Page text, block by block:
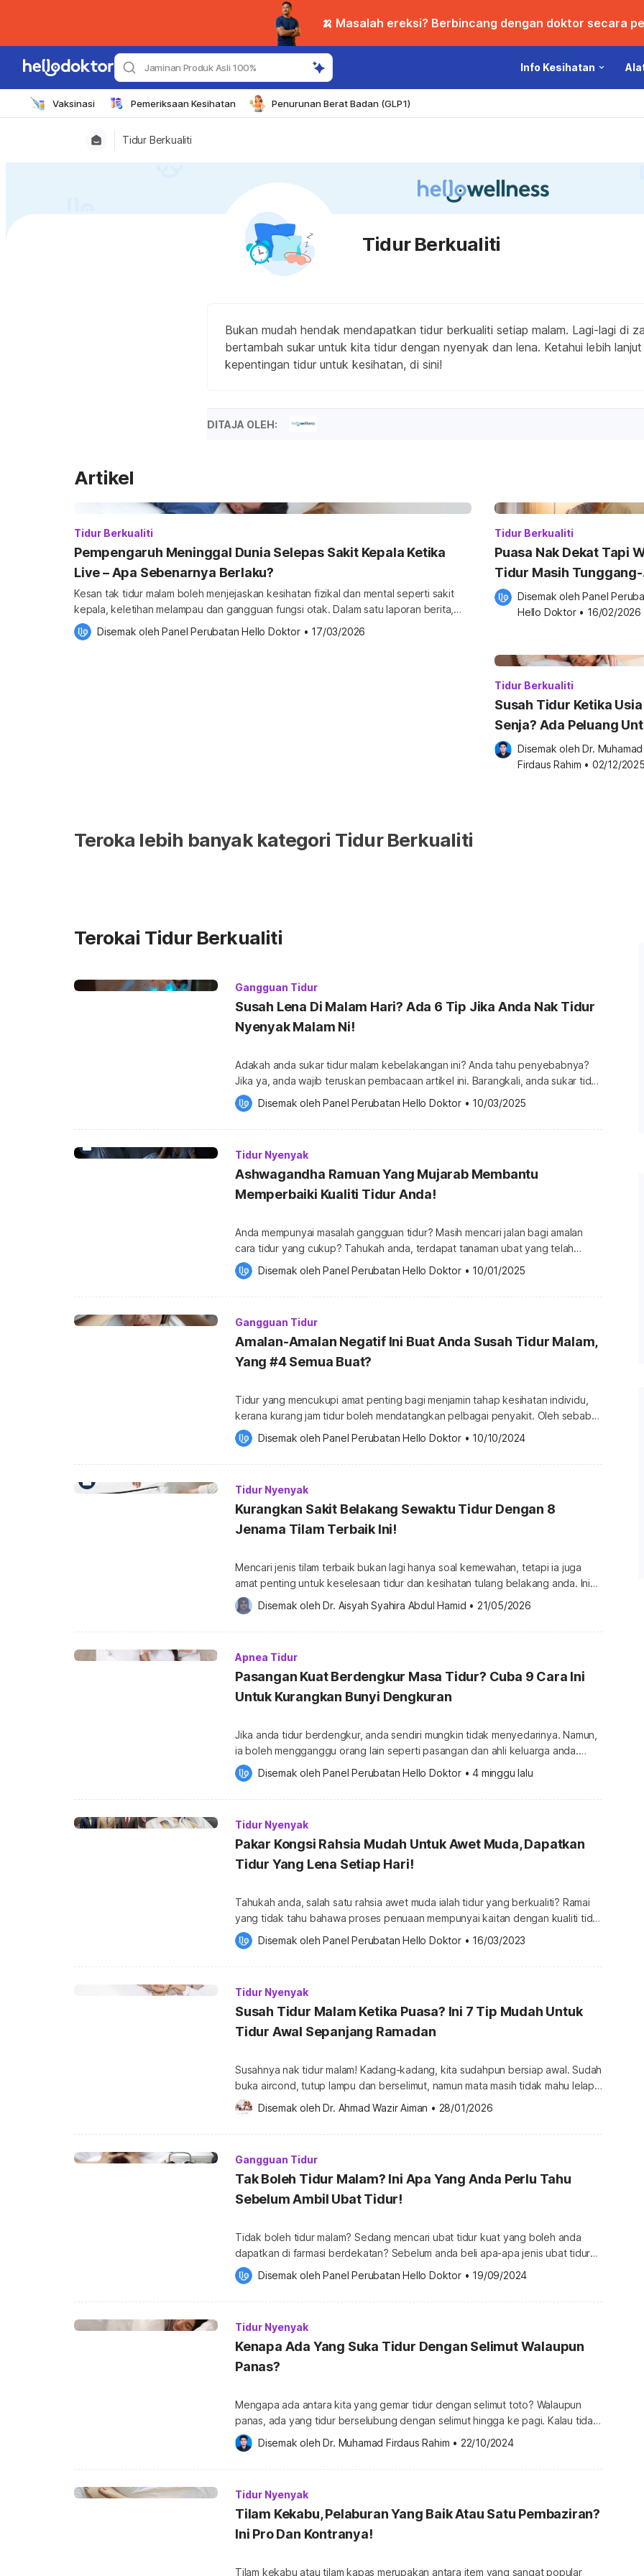
🍌 Masalah ereksi? Berbincang dengan doktor secara
Jaminan Produk Asli 100% Info Kesihatan
Vaksinasi Pemeriksaan Kesihatan Penurunan Berat Badan (GLP1)
Tidur Berkualiti
Tidur Berkualiti
Bukan mudah hendak mendapatkan tidur berkualiti setiap malam. Lagi-lagi di
bertambah sukar untuk kita tidur dengan nyenyak dan lena. Ketahui lebih lanjut
kepentingan tidur untuk kesihatan, di sini!
DITAJA OLEH:
Artikel
Tidur Berkualiti
Pempengaruh Meninggal Dunia Selepas Sakit Kepala Ketika
Live – Apa Sebenarnya Berlaku?
Kesan tak tidur malam boleh menjejaskan kesihatan fizikal dan mental seperti sakit
kepala, keletihan melampau dan gangguan fungsi otak. Dalam satu laporan berita,
seorang pempengaruh di China dilaporkan meninggal dunia selepas mengalami sakit
kepala ketika melakukan siaran langsung dipercayai akibat kurang tidur yang
Disemak oleh Panel Perubatan Hello Doktor • 17/03/2026
Tidur Berkualiti
Puasa Nak Dekat Tapi
Tidur Masih Tunggang-
Langgang? Ini Cara
Betulkannya Sebelum
Disemak oleh Panel
Hello Doktor • 16/02/2026
Tidur Berkualiti
Susah Tidur Ketika Usia
Senja? Ada Peluang
Ada Sakit Jantung!
Disemak oleh Dr. Muhamad
Firdaus Rahim • 02/12/2025
Teroka lebih banyak kategori Tidur Berkualiti
Terokai Tidur Berkualiti
Gangguan Tidur
Susah Lena Di Malam Hari? Ada 6 Tip Jika Anda Nak Tidur
Nyenyak Malam Ni!
Adakah anda sukar tidur malam kebelakangan ini? Anda tahu penyebabnya?
Jika ya, anda wajib teruskan pembacaan artikel ini. Barangkali, anda sukar tidur
malam disebabkan terdedah dengan peranti elektronik dalam tempoh yang
lama! World Sleep Day merupakan satu inisiatif untuk mengajak dunia bahawa
pentingnya tidur untuk kesihatan. Selari dengan temanya iaitu Make Sleep
Disemak oleh Panel Perubatan Hello Doktor • 10/03/2025
Tidur Nyenyak
Ashwagandha Ramuan Yang Mujarab Membantu
Memperbaiki Kualiti Tidur Anda!
Anda mempunyai masalah gangguan tidur? Masih mencari jalan bagi amalan
cara tidur yang cukup? Tahukah anda, terdapat tanaman ubat yang telah
digunakan selama berabad-abad lamanya melalui sistem perubatan tradisional
Ayurveda dari India? Ia dikenali dengan nama Ashwagandha berasal dari
bahasa Sanskerta yang berarti "bau kuda," iaitu merujuk pada aroma khas
Disemak oleh Panel Perubatan Hello Doktor • 10/01/2025
Gangguan Tidur
Amalan-Amalan Negatif Ini Buat Anda Susah Tidur Malam,
Yang #4 Semua Buat?
Tidur yang mencukupi amat penting bagi menjamin tahap kesihatan individu,
kerana kurang jam tidur boleh mendatangkan pelbagai penyakit. Oleh sebab
itu, amalan sebelum tidur wajar diberi perhatian bagi mendapatkan jam tidur
yang berkualiti. Berdasarkan kajian kesihatan oleh Royal College of Medicine
Perak, menunjukkan bahawa 10-30% orang dewasa mengalami insomnia
Disemak oleh Panel Perubatan Hello Doktor • 10/10/2024
Tidur Nyenyak
Kurangkan Sakit Belakang Sewaktu Tidur Dengan 8
Jenama Tilam Terbaik Ini!
Mencari jenis tilam terbaik bukan lagi hanya soal kemewahan, tetapi ia juga
amat penting untuk keselesaan tidur dan kesihatan tulang belakang anda. Ini
kerana, tilam yang baik mampu menyokong tulang belakang sewaktu tidur
tanpa menjejaskan keselesaan tidur anda. Apakah jenama tilam terbaik
Malaysia pada masa ini? Lihat rekomendasi kami di bawah ini. Untuk
Disemak oleh Dr. Aisyah Syahira Abdul Hamid • 21/05/2026
Apnea Tidur
Pasangan Kuat Berdengkur Masa Tidur? Cuba 9 Cara Ini
Untuk Kurangkan Bunyi Dengkuran
Jika anda tidur berdengkur, anda sendiri mungkin tidak menyedarinya. Namun,
ia boleh mengganggu orang lain seperti pasangan dan ahli keluarga anda.
Bagaimana berdengkur boleh terjadi dan apakah cara hilangkan dengkur yang
berkesan? Lihat di bawah ini. Untuk mendapatkan lebih banyak informasi
tentang Tidur, anda juga boleh klik di sini. Bagaimana dan mengapa dengkur
Disemak oleh Panel Perubatan Hello Doktor • 4 minggu lalu
Tidur Nyenyak
Pakar Kongsi Rahsia Mudah Untuk Awet Muda, Dapatkan
Tidur Yang Lena Setiap Hari!
Tahukah anda, salah satu rahsia awet muda ialah tidur yang berkualiti? Ramai
yang tidak tahu bahawa proses penuaan mempunyai kaitan dengan kualiti tidur
kita setiap hari. Pasca COVID-19, semakin ramai manusia yang mengalami
masalah tidur. Kekurangan tidur bukan sahaja akan mempengaruhi kemampuan
kita untuk berfikir, ia juga akan membawa pelbagai lagi masalah kesihatan lain.
Disemak oleh Panel Perubatan Hello Doktor • 16/03/2023
Tidur Nyenyak
Susah Tidur Malam Ketika Puasa? Ini 7 Tip Mudah Untuk
Tidur Awal Sepanjang Ramadan
Susahnya nak tidur malam! Kadang-kadang, kita sudahpun bersiap awal. Sudah
buka aircond, tutup lampu dan berselimut, namun mata masih tidak mahu lelap.
Bagi mereka yang mengalami kesukaran untuk melelapkan mata, kami ada
beberapa tips untuk tidur awal yang mungkin dapat membantu anda. Semua
orang mempunyai rutin dan masa tidur yang berbeza. Walau bagaimanapun, itu
Disemak oleh Dr. Ahmad Wazir Aiman • 28/01/2026
Gangguan Tidur
Tak Boleh Tidur Malam? Ini Apa Yang Anda Perlu Tahu
Sebelum Ambil Ubat Tidur!
Tidak boleh tidur malam? Sedang mencari ubat tidur kuat yang boleh anda
dapatkan di farmasi berdekatan? Sebelum anda beli apa-apa jenis ubat tidur
paling kuat di farmasi, ketahuilah bahawa ia tidak boleh dijual sembarangan
tanpa preskripsi daripada doktor. Ubat tidur cecair paling kuat boleh
membawa mudarat sekiranya digunakan tanpa pemantauan doktor. Selain itu,
Disemak oleh Panel Perubatan Hello Doktor • 19/09/2024
Tidur Nyenyak
Kenapa Ada Yang Suka Tidur Dengan Selimut Walaupun
Panas?
Mengapa ada antara kita yang gemar tidur dengan selimut toto? Walaupun
panas, ada yang tidur berselubung dengan selimut hingga ke pagi. Kalau tidak
ada selimut, tidur rasa tidak lengkap. Ada juga yang gunakan langkah ini
sebagai cara mudah tidur malam. Tak ada selimut, tidak lenalah tidur!
Sebenarnya, penggunaan selimut ketika tidur merupakan sesuatu yang
Disemak oleh Dr. Muhamad Firdaus Rahim • 22/10/2024
Tidur Nyenyak
Tilam Kekabu, Pelaburan Yang Baik Atau Satu Pembaziran?
Ini Pro Dan Kontranya!
Tilam kekabu atau tilam kapas merupakan antara item yang sangat popular